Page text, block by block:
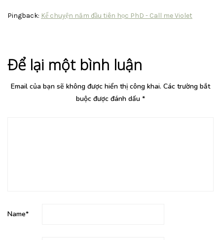
Pingback: Kể chuyện năm đầu tiên học PhD - Call me Violet
Để lại một bình luận
Email của bạn sẽ không được hiển thị công khai. Các trường bắt
buộc được đánh dấu *
Name*